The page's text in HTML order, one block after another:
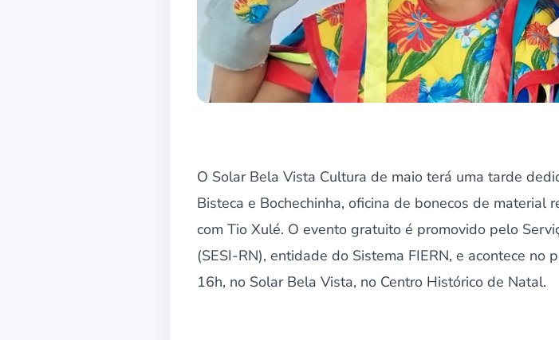
O Solar Bela Vista Cultura de maio terá uma tarde
Bisteca e Bochechinha, oficina de bonecos de material
com Tio Xulé. O evento gratuito é promovido pelo
(SESI-RN), entidade do Sistema FIERN, e acontece
16h, no Solar Bela Vista, no Centro Histórico de Natal.